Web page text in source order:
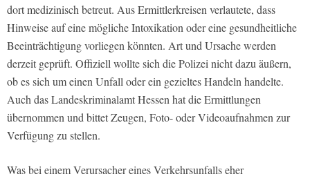
dort medizinisch betreut. Aus Ermittlerkreisen verlautete, dass
Hinweise auf eine mögliche Intoxikation oder eine gesundheitliche
Beeinträchtigung vorliegen könnten. Art und Ursache werden
derzeit geprüft. Offiziell wollte sich die Polizei nicht dazu äußern,
ob es sich um einen Unfall oder ein gezieltes Handeln handelte.
Auch das Landeskriminalamt Hessen hat die Ermittlungen
übernommen und bittet Zeugen, Foto- oder Videoaufnahmen zur
Verfügung zu stellen.
Was bei einem Verursacher eines Verkehrsunfalls eher